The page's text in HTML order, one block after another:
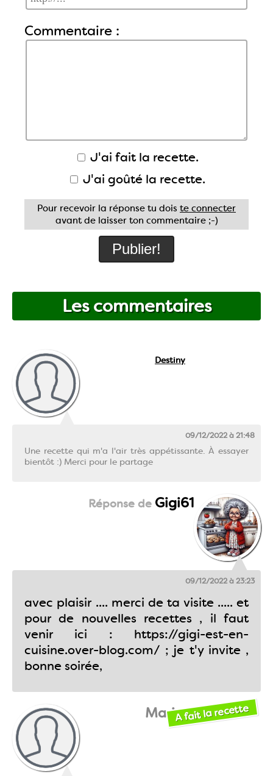
Commentaire :
J'ai fait la recette.
J'ai goûté la recette.
Pour recevoir la réponse tu dois te connecter
avant de laisser ton commentaire ;-)
Les commentaires
Destiny
09/12/2022 à 21:48
Une recette qui m'a l'air très appétissante. À essayer
bientôt :) Merci pour le partage
Gigi61
09/12/2022 à 23:23
avec plaisir .... merci de ta visite ..... et
pour de nouvelles recettes , il faut
venir ici : https://gigi-est-en-
cuisine.over-blog.com/ ; je t'y invite ,
bonne soirée,
Marie AA fait la recette